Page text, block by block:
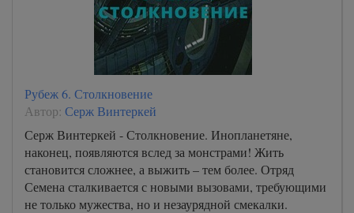
Рубеж 6. Столкновение
Автор: Серж Винтеркей
Серж Винтеркей - Столкновение. Инопланетяне,
наконец, появляются вслед за монстрами! Жить
становится сложнее, а выжить – тем более. Отряд
Семена сталкивается с новыми вызовами, требующими
не только мужества, но и незаурядной смекалки.